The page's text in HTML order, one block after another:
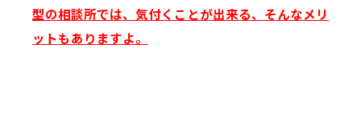
型の相談所では、気付くことが出来る、そんなメリ
ットもありますよ。